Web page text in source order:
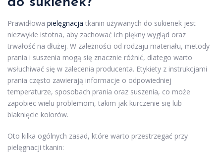
Prawidłowa pielęgnacja tkanin używanych do sukienek jest
niezwykle istotna, aby zachować ich piękny wygląd oraz
trwałość na dłużej. W zależności od rodzaju materiału, metody
prania i suszenia mogą się znacznie różnić, dlatego warto
wsłuchiwać się w zalecenia producenta. Etykiety z instrukcjami
prania często zawierają informacje o odpowiedniej
temperaturze, sposobach prania oraz suszenia, co może
zapobiec wielu problemom, takim jak kurczenie się lub
blaknięcie kolorów.
Oto kilka ogólnych zasad, które warto przestrzegać przy
pielęgnacji tkanin: